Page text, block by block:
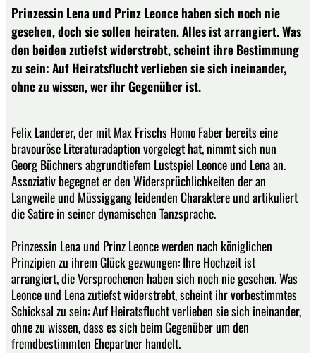
Prinzessin Lena und Prinz Leonce haben sich noch nie
gesehen, doch sie sollen heiraten. Alles ist arrangiert. Was
den beiden zutiefst widerstrebt, scheint ihre Bestimmung
zu sein: Auf Heiratsflucht verlieben sie sich ineinander,
ohne zu wissen, wer ihr Gegenüber ist.
Felix Landerer, der mit Max Frischs Homo Faber bereits eine
bravouröse Literaturadaption vorgelegt hat, nimmt sich nun
Georg Büchners abgrundtiefem Lustspiel Leonce und Lena an.
Assoziativ begegnet er den Widersprüchlichkeiten der an
Langweile und Müssiggang leidenden Charaktere und artikuliert
die Satire in seiner dynamischen Tanzsprache.
Prinzessin Lena und Prinz Leonce werden nach königlichen
Prinzipien zu ihrem Glück gezwungen: Ihre Hochzeit ist
arrangiert, die Versprochenen haben sich noch nie gesehen. Was
Leonce und Lena zutiefst widerstrebt, scheint ihr vorbestimmtes
Schicksal zu sein: Auf Heiratsflucht verlieben sie sich ineinander,
ohne zu wissen, dass es sich beim Gegenüber um den
fremdbestimmten Ehepartner handelt.